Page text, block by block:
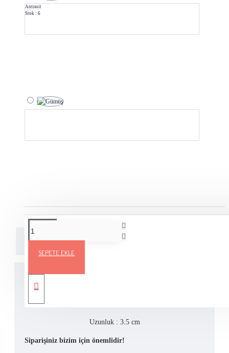
Antrasit
Stok : 6
SEPETE EKLE
Açıklama Teslimat Bilgileri
Uzunluk : 3.5 cm
Siparişiniz bizim için önemlidir!